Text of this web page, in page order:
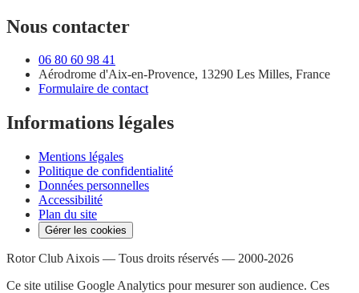
Nous contacter
06 80 60 98 41
Aérodrome d'Aix-en-Provence, 13290 Les Milles, France
Formulaire de contact
Informations légales
Mentions légales
Politique de confidentialité
Données personnelles
Accessibilité
Plan du site
Gérer les cookies
Rotor Club Aixois — Tous droits réservés — 2000-2026
Ce site utilise Google Analytics pour mesurer son audience. Ces